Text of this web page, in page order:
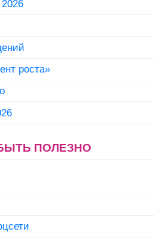
роста»
ПОЛЕЗНО